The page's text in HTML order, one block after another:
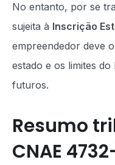
No entanto, por se
sujeita à Inscrição
empreendedor deve
estado e os limites
futuros.
Resumo
CNAE